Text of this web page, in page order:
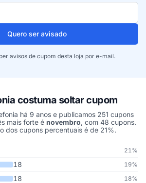
Quero ser avisado
avisos de cupom desta loja por e-mail.
costuma soltar cupom
há 9 anos e publicamos 251 cupons
mais forte é novembro, com 48 cupons.
dos cupons percentuais é de 21%.
publicados por mês, somando os últimos 9
21%
18 19%
18 18%